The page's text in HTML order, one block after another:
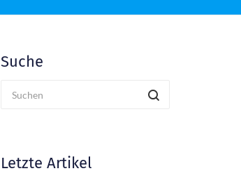
Suche
Letzte Artikel